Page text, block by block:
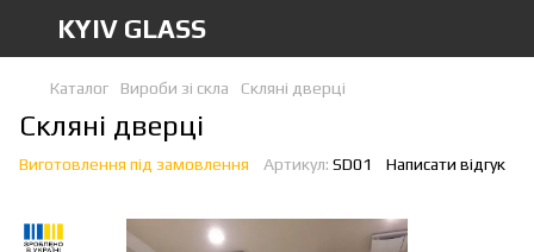
KYIV GLASS
Каталог Вироби зі скла Скляні дверці
Скляні дверці
Виготовлення під замовлення Артикул: SD01 Написати відгук